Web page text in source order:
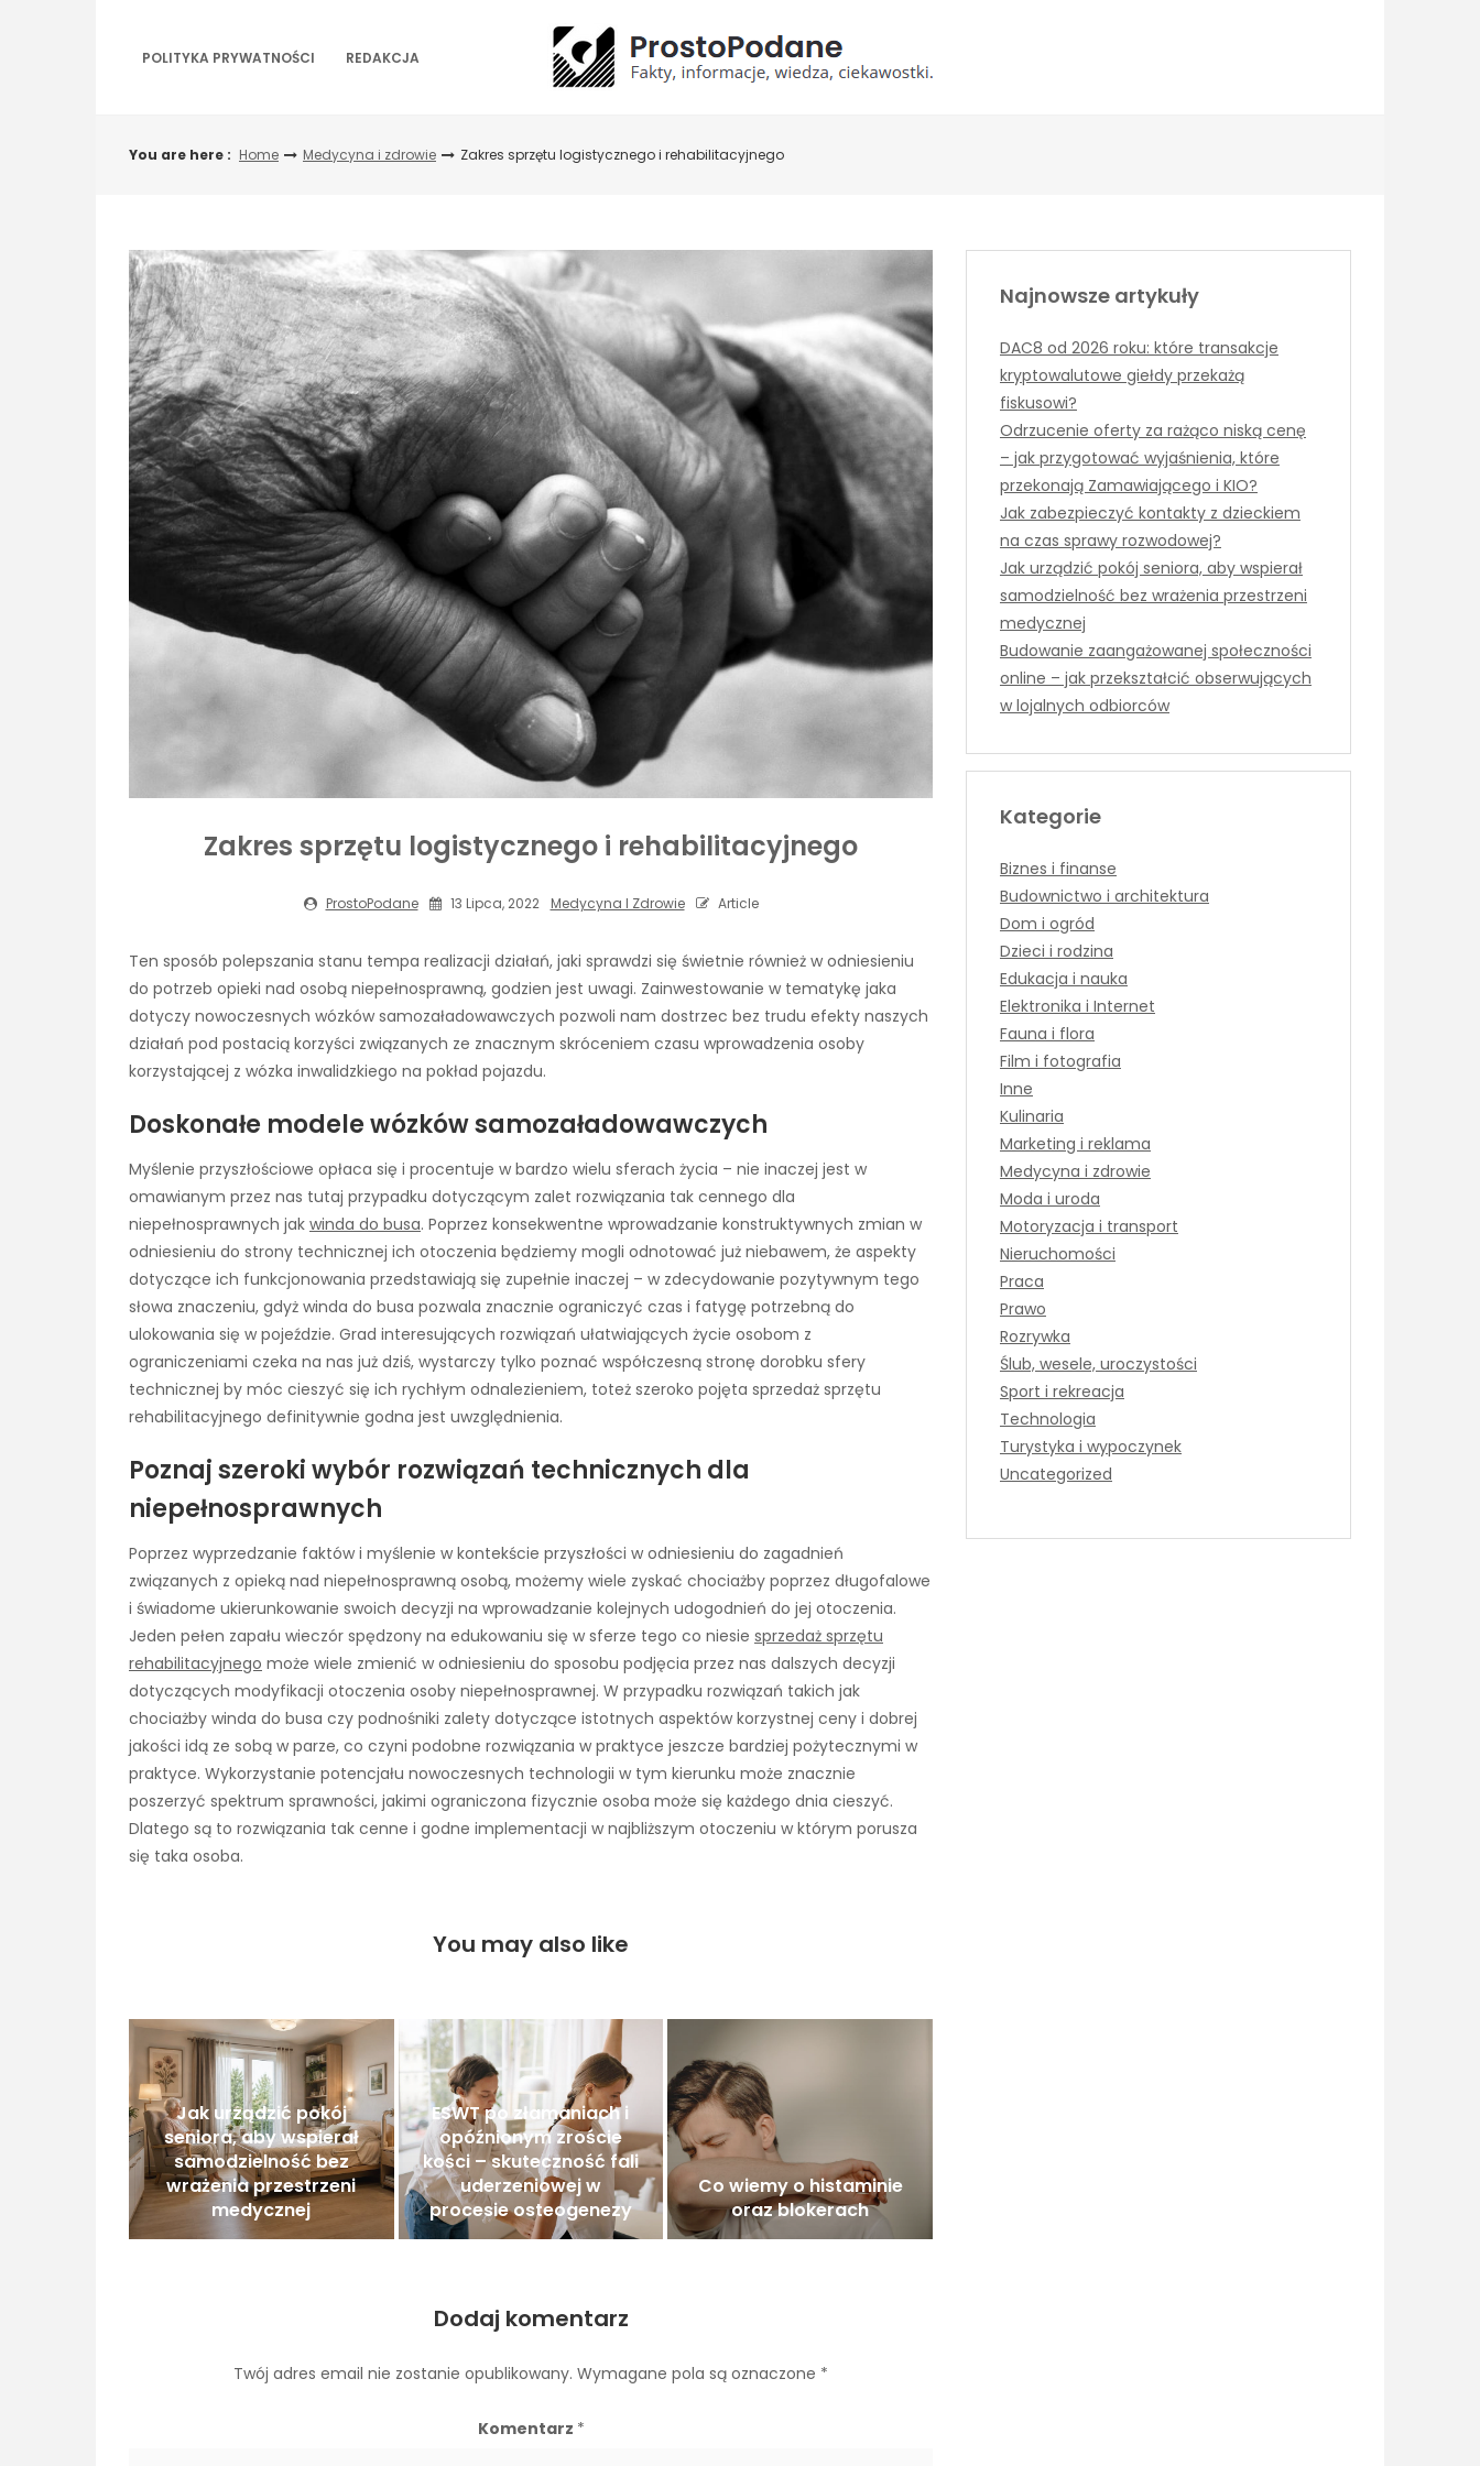
POLITYKA PRYWATNOŚCI REDAKCJA
You are here : Home Medycyna i zdrowie Zakres sprzętu logistycznego i rehabilitacyjnego
Zakres sprzętu logistycznego i rehabilitacyjnego
ProstoPodane 13 Lipca, 2022 Medycyna I Zdrowie Article
Ten sposób polepszania stanu tempa realizacji działań, jaki sprawdzi się świetnie również w odniesieniu
do potrzeb opieki nad osobą niepełnosprawną, godzien jest uwagi. Zainwestowanie w tematykę jaka
dotyczy nowoczesnych wózków samozaładowawczych pozwoli nam dostrzec bez trudu efekty naszych
działań pod postacią korzyści związanych ze znacznym skróceniem czasu wprowadzenia osoby
korzystającej z wózka inwalidzkiego na pokład pojazdu.
Doskonałe modele wózków samozaładowawczych
Myślenie przyszłościowe opłaca się i procentuje w bardzo wielu sferach życia – nie inaczej jest w
omawianym przez nas tutaj przypadku dotyczącym zalet rozwiązania tak cennego dla
niepełnosprawnych jak winda do busa. Poprzez konsekwentne wprowadzanie konstruktywnych zmian w
odniesieniu do strony technicznej ich otoczenia będziemy mogli odnotować już niebawem, że aspekty
dotyczące ich funkcjonowania przedstawiają się zupełnie inaczej – w zdecydowanie pozytywnym tego
słowa znaczeniu, gdyż winda do busa pozwala znacznie ograniczyć czas i fatygę potrzebną do
ulokowania się w pojeździe. Grad interesujących rozwiązań ułatwiających życie osobom z
ograniczeniami czeka na nas już dziś, wystarczy tylko poznać współczesną stronę dorobku sfery
technicznej by móc cieszyć się ich rychłym odnalezieniem, toteż szeroko pojęta sprzedaż sprzętu
rehabilitacyjnego definitywnie godna jest uwzględnienia.
Poznaj szeroki wybór rozwiązań technicznych dla
niepełnosprawnych
Poprzez wyprzedzanie faktów i myślenie w kontekście przyszłości w odniesieniu do zagadnień
związanych z opieką nad niepełnosprawną osobą, możemy wiele zyskać chociażby poprzez długofalowe
i świadome ukierunkowanie swoich decyzji na wprowadzanie kolejnych udogodnień do jej otoczenia.
Jeden pełen zapału wieczór spędzony na edukowaniu się w sferze tego co niesie sprzedaż sprzętu
rehabilitacyjnego może wiele zmienić w odniesieniu do sposobu podjęcia przez nas dalszych decyzji
dotyczących modyfikacji otoczenia osoby niepełnosprawnej. W przypadku rozwiązań takich jak
chociażby winda do busa czy podnośniki zalety dotyczące istotnych aspektów korzystnej ceny i dobrej
jakości idą ze sobą w parze, co czyni podobne rozwiązania w praktyce jeszcze bardziej pożytecznymi w
praktyce. Wykorzystanie potencjału nowoczesnych technologii w tym kierunku może znacznie
poszerzyć spektrum sprawności, jakimi ograniczona fizycznie osoba może się każdego dnia cieszyć.
Dlatego są to rozwiązania tak cenne i godne implementacji w najbliższym otoczeniu w którym porusza
się taka osoba.
You may also like
Jak urządzić pokój
seniora, aby wspierał
samodzielność bez
wrażenia przestrzeni
medycznej
ESWT po złamaniach i
opóźnionym zroście
kości – skuteczność fali
uderzeniowej w
procesie osteogenezy
Co wiemy o histaminie
oraz blokerach
Dodaj komentarz
Twój adres email nie zostanie opublikowany. Wymagane pola są oznaczone *
Komentarz *
Najnowsze artykuły
DAC8 od 2026 roku: które transakcje
kryptowalutowe giełdy przekażą
fiskusowi?
Odrzucenie oferty za rażąco niską cenę
– jak przygotować wyjaśnienia, które
przekonają Zamawiającego i KIO?
Jak zabezpieczyć kontakty z dzieckiem
na czas sprawy rozwodowej?
Jak urządzić pokój seniora, aby wspierał
samodzielność bez wrażenia przestrzeni
medycznej
Budowanie zaangażowanej społeczności
online – jak przekształcić obserwujących
w lojalnych odbiorców
Kategorie
Biznes i finanse
Budownictwo i architektura
Dom i ogród
Dzieci i rodzina
Edukacja i nauka
Elektronika i Internet
Fauna i flora
Film i fotografia
Inne
Kulinaria
Marketing i reklama
Medycyna i zdrowie
Moda i uroda
Motoryzacja i transport
Nieruchomości
Praca
Prawo
Rozrywka
Ślub, wesele, uroczystości
Sport i rekreacja
Technologia
Turystyka i wypoczynek
Uncategorized